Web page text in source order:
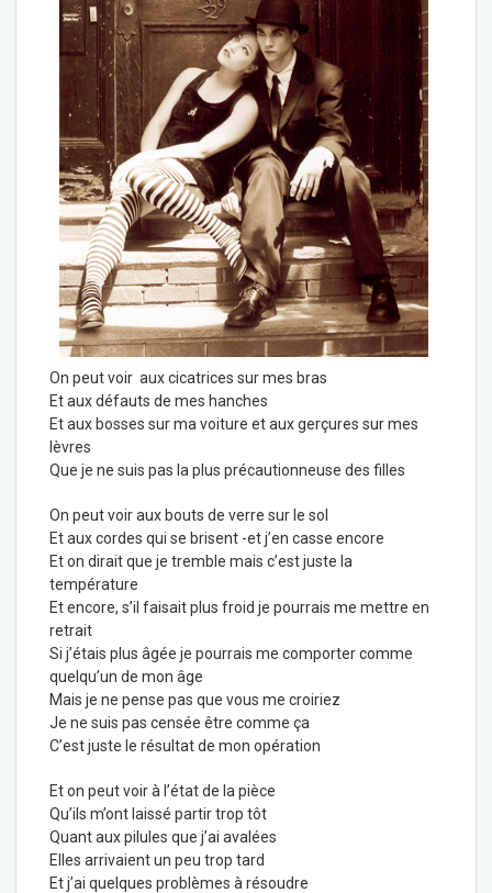
On peut voir aux cicatrices sur mes bras
Et aux défauts de mes hanches
Et aux bosses sur ma voiture et aux gerçures sur mes
lèvres
Que je ne suis pas la plus précautionneuse des filles
On peut voir aux bouts de verre sur le sol
Et aux cordes qui se brisent -et j’en casse encore
Et on dirait que je tremble mais c’est juste la
température
Et encore, s’il faisait plus froid je pourrais me mettre en
retrait
Si j’étais plus âgée je pourrais me comporter comme
quelqu’un de mon âge
Mais je ne pense pas que vous me croiriez
Je ne suis pas censée être comme ça
C’est juste le résultat de mon opération
Et on peut voir à l’état de la pièce
Qu’ils m’ont laissé partir trop tôt
Quant aux pilules que j’ai avalées
Elles arrivaient un peu trop tard
Et j’ai quelques problèmes à résoudre